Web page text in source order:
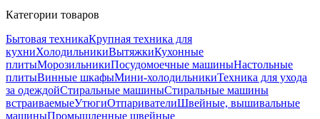
Категории товаров
Бытовая техникаКрупная техника для
кухниХолодильникиВытяжкиКухонные
плитыМорозильникиПосудомоечные машиныНастольные
плитыВинные шкафыМини-холодильникиТехника для ухода
за одеждойСтиральные машиныСтиральные машины
встраиваемыеУтюгиОтпаривателиШвейные, вышивальные
машиныПромышленные швейные